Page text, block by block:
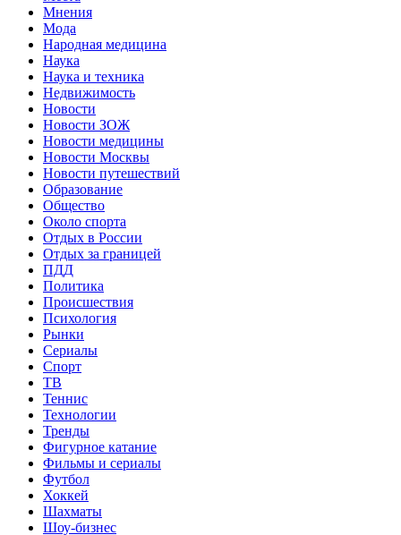
Мнения
Мода
Народная медицина
Наука
Наука и техника
Недвижимость
Новости
Новости ЗОЖ
Новости медицины
Новости Москвы
Новости путешествий
Образование
Общество
Около спорта
Отдых в России
Отдых за границей
ПДД
Политика
Происшествия
Психология
Рынки
Сериалы
Спорт
ТВ
Теннис
Технологии
Тренды
Фигурное катание
Фильмы и сериалы
Футбол
Хоккей
Шахматы
Шоу-бизнес